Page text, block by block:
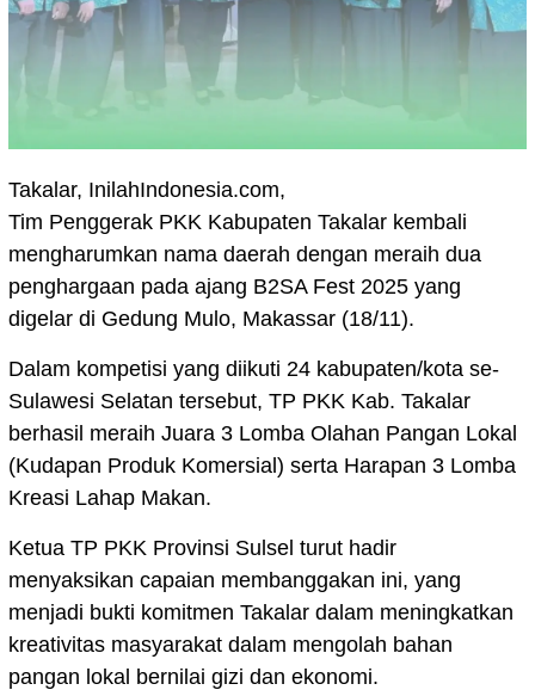
Takalar, InilahIndonesia.com,
Tim Penggerak PKK Kabupaten Takalar kembali
mengharumkan nama daerah dengan meraih dua
penghargaan pada ajang B2SA Fest 2025 yang
digelar di Gedung Mulo, Makassar (18/11).
Dalam kompetisi yang diikuti 24 kabupaten/kota se-
Sulawesi Selatan tersebut, TP PKK Kab. Takalar
berhasil meraih Juara 3 Lomba Olahan Pangan Lokal
(Kudapan Produk Komersial) serta Harapan 3 Lomba
Kreasi Lahap Makan.
Ketua TP PKK Provinsi Sulsel turut hadir
menyaksikan capaian membanggakan ini, yang
menjadi bukti komitmen Takalar dalam meningkatkan
kreativitas masyarakat dalam mengolah bahan
pangan lokal bernilai gizi dan ekonomi.